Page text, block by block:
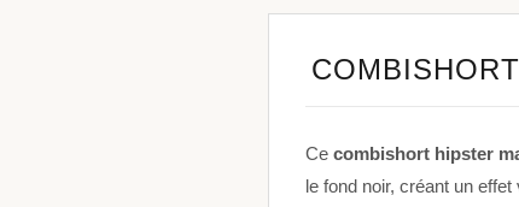
Ce combishort hipster
le fond noir, créant un